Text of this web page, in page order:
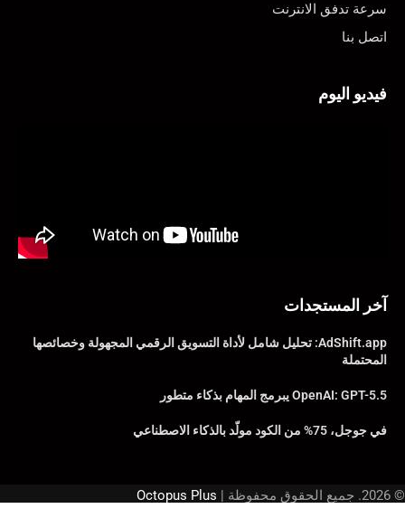
سرعة تدفق الانترنت
اتصل بنا
فيديو اليوم
آخر المستجدات
AdShift.app: تحليل شامل لأداة التسويق الرقمي المجهولة وخصائصها
المحتملة
OpenAI: GPT-5.5 يبرمج المهام بذكاء متطور
في جوجل، 75% من الكود مولّد بالذكاء الاصطناعي
© 2026. جميع الحقوق محفوظة | Octopus Plus